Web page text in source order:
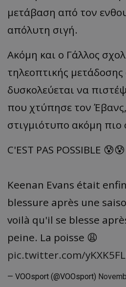
μετάβαση από τον
απόλυτη σιγή.
Ακόμη και ο Γάλλος
τηλεοπτικής
δυσκολεύεται να
που χτύπησε τον
στιγμιότυπο ακόμη πιο
C'EST PAS POSSIBLE 😰😰
Keenan Evans était
blessure après une
voilà qu'il se blesse
peine. La poisse 😩
pic.twitter.com/
— VOOsport (@VOOsport)